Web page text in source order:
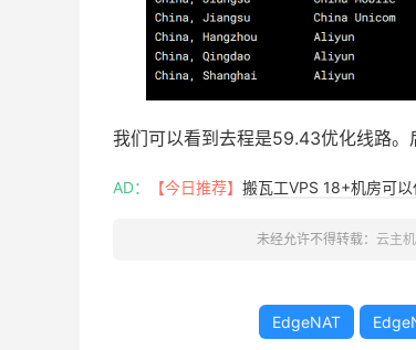
我们可以看到去程是59.43优化线路。
AD： 【今日推荐】 搬瓦工VPS 18+机房可
未经允许不得转载： 云主
EdgeNAT